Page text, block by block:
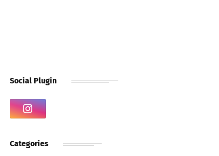
Social Plugin
Categories